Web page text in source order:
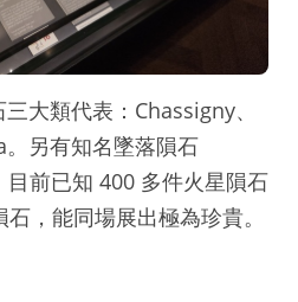
大類代表：Chassigny、
另有知名墜落隕石
前已知 400 多件火星隕石
，能同場展出極為珍貴。